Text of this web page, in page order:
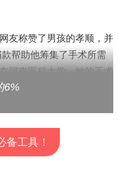
友称赞了男孩的孝顺，并
帮助他筹集了手术所需
河南医科大学，她的手术
的母亲，他列出了所有帮
以这样或那样的方式报答
6%
备工具！